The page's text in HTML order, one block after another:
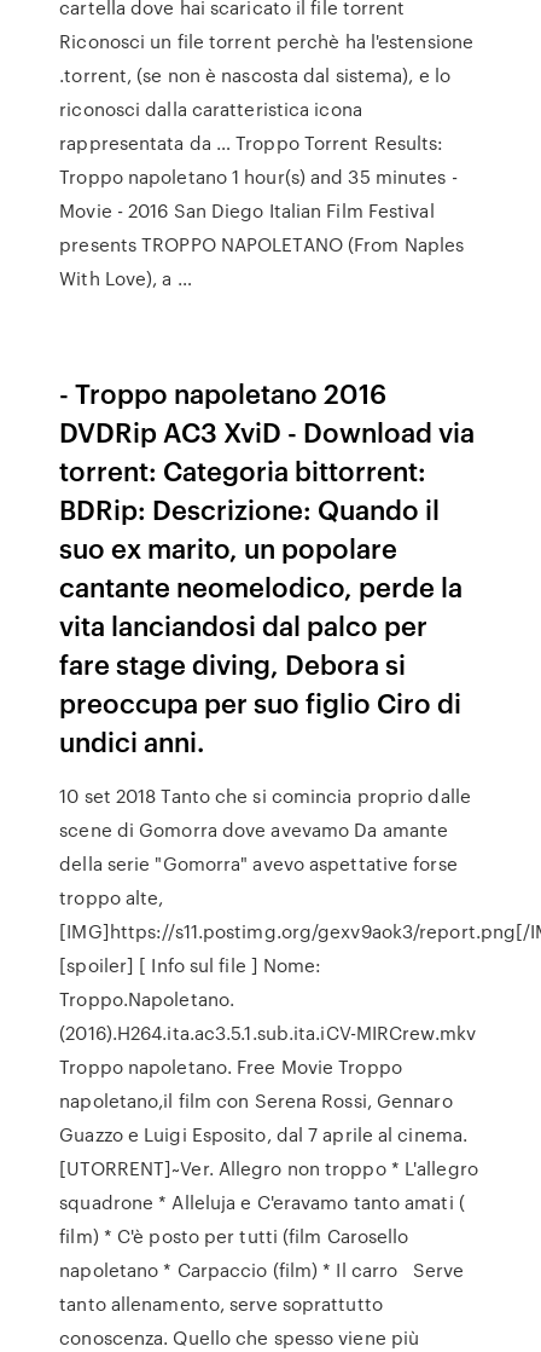
cartella dove hai scaricato il file torrent
Riconosci un file torrent perchè ha l'estensione
.torrent, (se non è nascosta dal sistema), e lo
riconosci dalla caratteristica icona
rappresentata da … Troppo Torrent Results:
Troppo napoletano 1 hour(s) and 35 minutes -
Movie - 2016 San Diego Italian Film Festival
presents TROPPO NAPOLETANO (From Naples
With Love), a …
- Troppo napoletano 2016
DVDRip AC3 XviD - Download via
torrent: Categoria bittorrent:
BDRip: Descrizione: Quando il
suo ex marito, un popolare
cantante neomelodico, perde la
vita lanciandosi dal palco per
fare stage diving, Debora si
preoccupa per suo figlio Ciro di
undici anni.
10 set 2018 Tanto che si comincia proprio dalle
scene di Gomorra dove avevamo Da amante
della serie "Gomorra" avevo aspettative forse
troppo alte,
[IMG]https://s11.postimg.org/gexv9aok3/report.png[/
[spoiler] [ Info sul file ] Nome:
Troppo.Napoletano.
(2016).H264.ita.ac3.5.1.sub.ita.iCV-MIRCrew.mkv
Troppo napoletano. Free Movie Troppo
napoletano,il film con Serena Rossi, Gennaro
Guazzo e Luigi Esposito, dal 7 aprile al cinema.
[UTORRENT]~Ver. Allegro non troppo * L'allegro
squadrone * Alleluja e C'eravamo tanto amati (
film) * C'è posto per tutti (film Carosello
napoletano * Carpaccio (film) * Il carro Serve
tanto allenamento, serve soprattutto
conoscenza. Quello che spesso viene più